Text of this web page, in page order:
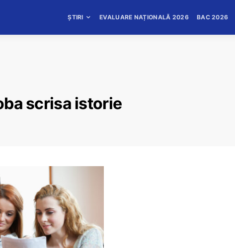
ȘTIRI EVALUARE NAȚIONALĂ 2026 BAC 2026
scrisa istorie